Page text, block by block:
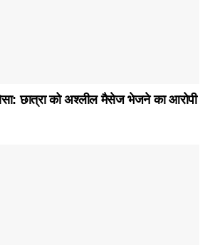
छात्रा को अश्लील मैसेज भेजने का आरोपी